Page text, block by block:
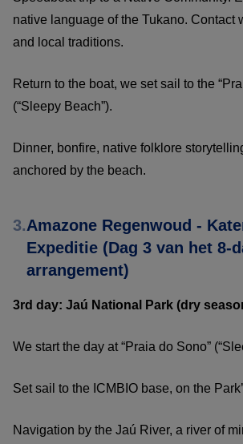
native language of the Tukano. Contact
and local traditions.
Return to the boat, we set sail to the
(“Sleepy Beach”).
Dinner, bonfire, native folklore
anchored by the beach.
3.Amazone Regenwoud -
Expeditie (Dag 3 van het 8-
arrangement)
3rd day: Jaú National Park (dry
We start the day at “Praia do Sono”
Set sail to the ICMBIO base, on the
Navigation by the Jaú River, a river of